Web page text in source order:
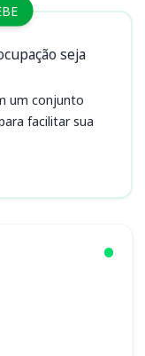
seja
um conjunto
facilitar sua